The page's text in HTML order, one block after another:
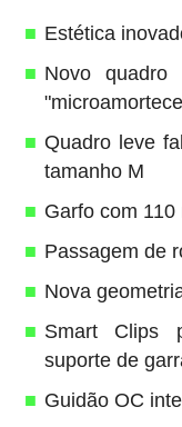
Estética
Novo quadro
Quadro leve
tamanho M
Garfo com
Passagem de
Nova
Smart Clips
suporte de
Guidão OC